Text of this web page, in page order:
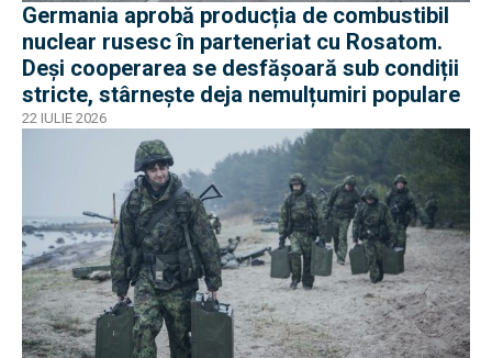
Germania aprobă producția de combustibil
nuclear rusesc în parteneriat cu Rosatom.
Deși cooperarea se desfășoară sub condiții
stricte, stârnește deja nemulțumiri populare
22 IULIE 2026